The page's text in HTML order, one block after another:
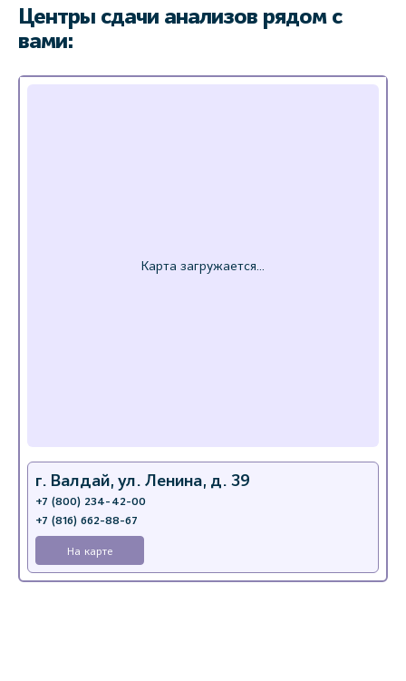
Центры сдачи анализов рядом с
вами:
г. Валдай, ул. Ленина, д. 39
+7 (800) 234-42-00
+7 (816) 662-88-67
На карте